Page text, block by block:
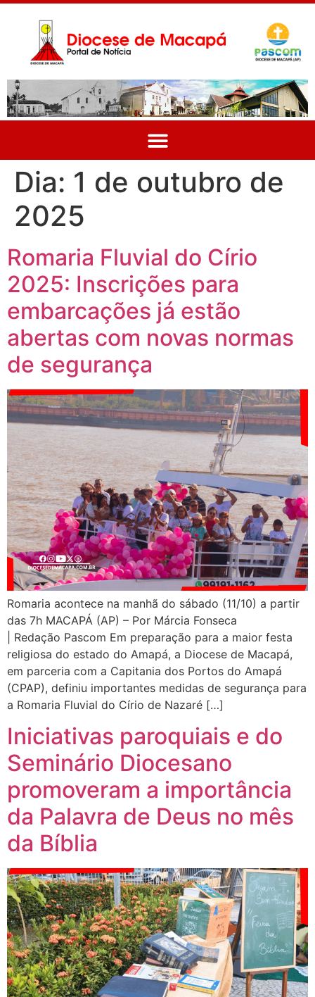
Dia: 1 de outubro de
2025
Romaria Fluvial do Círio
2025: Inscrições para
embarcações já estão
abertas com novas normas
de segurança
Romaria acontece na manhã do sábado (11/10) a partir
das 7h MACAPÁ (AP) – Por Márcia Fonseca
| Redação Pascom Em preparação para a maior festa
religiosa do estado do Amapá, a Diocese de Macapá,
em parceria com a Capitania dos Portos do Amapá
(CPAP), definiu importantes medidas de segurança para
a Romaria Fluvial do Círio de Nazaré […]
Iniciativas paroquiais e do
Seminário Diocesano
promoveram a importância
da Palavra de Deus no mês
da Bíblia